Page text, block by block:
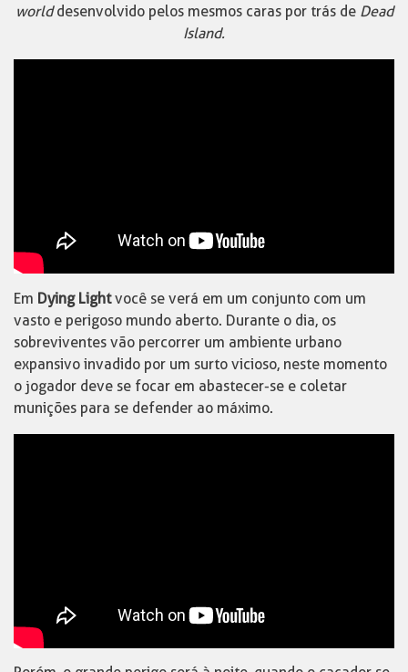
worlddesenvolvido pelos mesmos caras por trás de Dead
Island.
Em Dying Lightvocê se verá em um conjunto com um
vasto e perigoso mundo aberto. Durante o dia, os
sobreviventes vão percorrer um ambiente urbano
expansivo invadido por um surto vicioso, neste momento
o jogador deve se focar em abastecer-se e coletar
munições para se defender ao máximo.